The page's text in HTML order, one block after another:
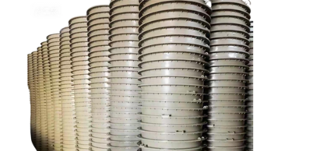
অগ্নি প্রতিরোধী পলিপ্রোপিলিন শীট
পিপি হলো কনস্ট্রাকশন বোর্ড
পিপি ওয়াল শীট
পলিপ্রোপিলিন শীট